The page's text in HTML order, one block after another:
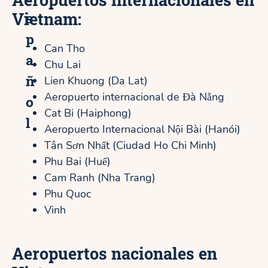
s
p
a
ñ
o
l
Vietnam:
Can Tho
Chu Lai
Lien Khuong (Da Lat)
Aeropuerto internacional de Đà Nẵng
Cat Bi (Haiphong)
Aeropuerto Internacional Nội Bài (Hanói)
Tân Sơn Nhất (Ciudad Ho Chi Minh)
Phu Bai (Huế)
Cam Ranh (Nha Trang)
Phu Quoc
Vinh
Aeropuertos nacionales en